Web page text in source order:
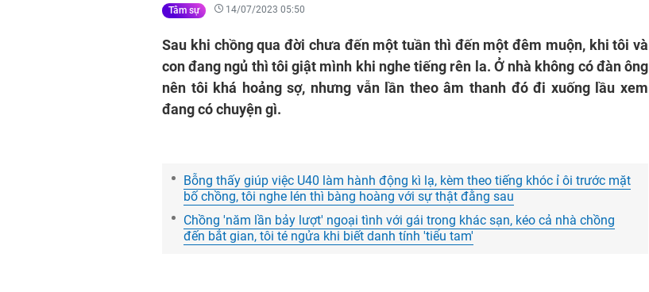
Tâm sự 14/07/2023 05:50
Sau khi chồng qua đời chưa đến một tuần thì đến một đêm muộn, khi tôi và
con đang ngủ thì tôi giật mình khi nghe tiếng rên la. Ở nhà không có đàn ông
nên tôi khá hoảng sợ, nhưng vẫn lần theo âm thanh đó đi xuống lầu xem
đang có chuyện gì.
Bỗng thấy giúp việc U40 làm hành động kì lạ, kèm theo tiếng khóc ỉ ôi trước mặt
bố chồng, tôi nghe lén thì bàng hoàng với sự thật đằng sau
Chồng 'năm lần bảy lượt' ngoại tình với gái trong khác sạn, kéo cả nhà chồng
đến bắt gian, tôi té ngửa khi biết danh tính 'tiểu tam'